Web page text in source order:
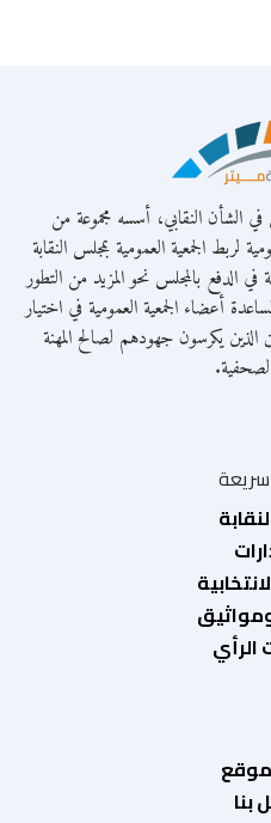
الشأن النقابي، أسسه مجموعة من
لربط الجمعية العمومية بمجلس النقابة
الدفع بالمجلس نحو المزيد من التطور
أعضاء الجمعية العمومية في اختيار
الذين يكرسون جهودهم لصالح المهنة
الرأي
بنا